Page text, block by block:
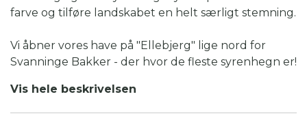
farve og tilføre landskabet en helt særligt stemning.
Vi åbner vores have på "Ellebjerg" lige nord for
Svanninge Bakker - der hvor de fleste syrenhegn er!
gåtur i området. En lille indendørs cafe serverer
kage , kaffe og drikkevare. I cafeen er der også et
Vis hele beskrivelsen